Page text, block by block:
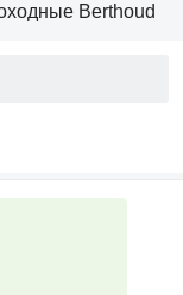
Berthoud